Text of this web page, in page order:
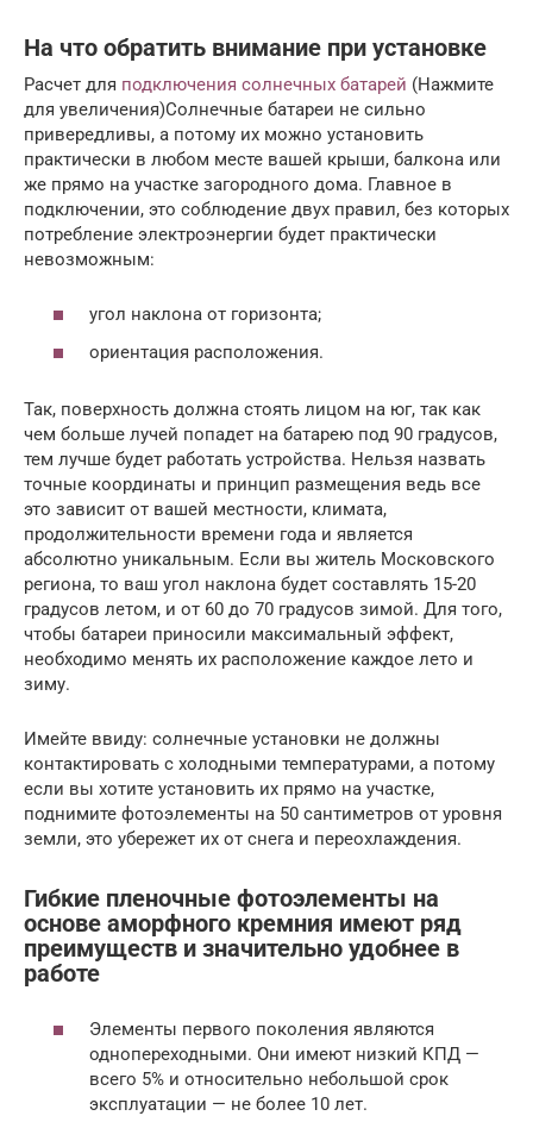
На что обратить внимание при установке
Расчет для подключения солнечных батарей (Нажмите
для увеличения)Солнечные батареи не сильно
привередливы, а потому их можно установить
практически в любом месте вашей крыши, балкона или
же прямо на участке загородного дома. Главное в
подключении, это соблюдение двух правил, без которых
потребление электроэнергии будет практически
невозможным:
угол наклона от горизонта;
ориентация расположения.
Так, поверхность должна стоять лицом на юг, так как
чем больше лучей попадет на батарею под 90 градусов,
тем лучше будет работать устройства. Нельзя назвать
точные координаты и принцип размещения ведь все
это зависит от вашей местности, климата,
продолжительности времени года и является
абсолютно уникальным. Если вы житель Московского
региона, то ваш угол наклона будет составлять 15-20
градусов летом, и от 60 до 70 градусов зимой. Для того,
чтобы батареи приносили максимальный эффект,
необходимо менять их расположение каждое лето и
зиму.
Имейте ввиду: солнечные установки не должны
контактировать с холодными температурами, а потому
если вы хотите установить их прямо на участке,
поднимите фотоэлементы на 50 сантиметров от уровня
земли, это убережет их от снега и переохлаждения.
Гибкие пленочные фотоэлементы на
основе аморфного кремния имеют ряд
преимуществ и значительно удобнее в
работе
Элементы первого поколения являются
однопереходными. Они имеют низкий КПД —
всего 5% и относительно небольшой срок
эксплуатации — не более 10 лет.